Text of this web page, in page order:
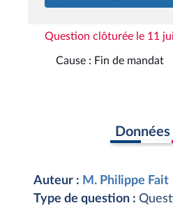
Question clôturée le 11
Cause : Fin de mandat
Auteur : M. Philippe Fait
Type de question :